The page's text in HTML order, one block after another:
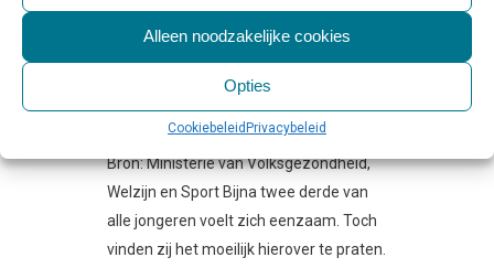
Alleen noodzakelijke cookies
Opties
CookiebeleidPrivacybeleid
EENZAME JONGEREN DELEN
VERHAAL VIA ‘PODKASTJES’
Jeugd GGZ,Persbericht
0 Reactie's Likes
Bron: Ministerie van Volksgezondheid,
Welzijn en Sport Bijna twee derde van
alle jongeren voelt zich eenzaam. Toch
vinden zij het moeilijk hierover te praten.